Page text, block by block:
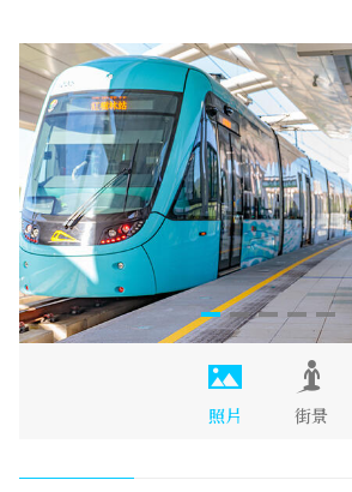
照片 街景